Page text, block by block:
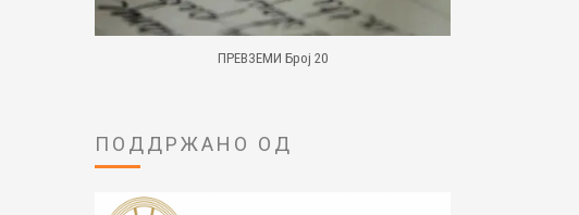
ПРЕВЗЕМИ Број 20
ПОДДРЖАНО ОД